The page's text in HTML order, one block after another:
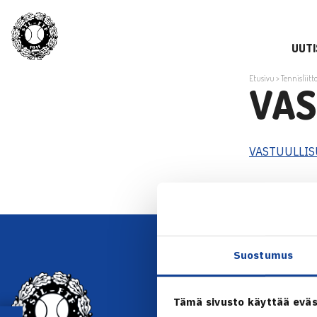
Suostumus
Tämä sivusto käyttää
Etusivu >Tennisliitto
YHTEYSTIEDOT
Olympiastadion, Paavo